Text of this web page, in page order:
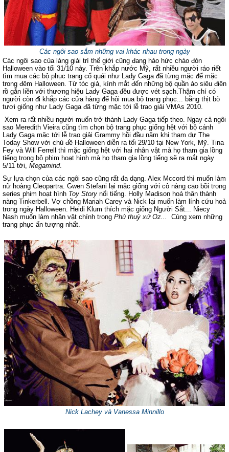
Các ngôi sao sắm những vai khác nhau trong ngày
Các ngôi sao của làng giải trí thế giới cũng đang háo hức chào đón
Halloween vào tối 31/10 này. Trên khắp nước Mỹ, rất nhiều người ráo riết
tìm mua các bộ phục trang cổ quái như Lady Gaga đã từng mặc để mặc
trong đêm Halloween. Từ tóc giả, kính mắt đến những bộ quần áo siêu điên
rồ gắn liền với thương hiệu Lady Gaga đều được vét sạch.Thậm chí có
người còn đi khắp các cửa hàng để hỏi mua bộ trang phục... bằng thịt bò
tươi giống như Lady Gaga đã từng mặc tới lễ trao giải VMAs 2010.
Xem ra rất nhiều người muốn trở thành Lady Gaga tiếp theo. Ngay cả ngôi
sao Meredith Vieira cũng tìm chọn bộ trang phục giống hệt với bộ cánh
Lady Gaga mặc tới lễ trao giải Grammy hồi đầu năm khi tham dự The
Today Show với chủ đề Halloween diễn ra tối 29/10 tại New York, Mỹ. Tina
Fey và Will Ferrell thì mặc giống hệt với hai nhân vật mà họ tham gia lồng
tiếng trong bộ phim hoạt hình mà họ tham gia lồng tiếng sẽ ra mắt ngày
5/11 tới, Megamind.
Sự lựa chọn của các ngôi sao cũng rất đa dạng. Alex Mccord thì muốn làm
nữ hoàng Cleopartra. Gwen Stefani lại mặc giống với cô nàng cao bồi trong
series phim hoạt hình Toy Story nổi tiếng. Holly Madison hoá thân thành
nàng Tinkerbell. Vợ chồng Mariah Carey và Nick lại muốn làm lính cứu hoả
trong ngày Halloween. Heidi Klum thích mặc giống Người Sắt... Niecy
Nash muốn làm nhân vật chính trong Phù thuỳ xứ Oz...
Cùng xem những
trang phục ấn tượng nhất.
Nick Lachey và Vanessa Minnillo